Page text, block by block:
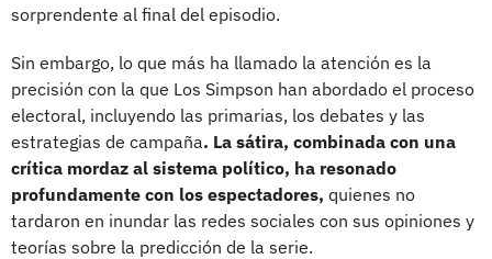
sorprendente al final del episodio.
Sin embargo, lo que más ha llamado la atención es la
precisión con la que Los Simpson han abordado el proceso
electoral, incluyendo las primarias, los debates y las
estrategias de campaña. La sátira, combinada con una
crítica mordaz al sistema político, ha resonado
profundamente con los espectadores, quienes no
tardaron en inundar las redes sociales con sus opiniones y
teorías sobre la predicción de la serie.